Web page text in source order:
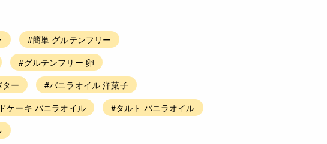
#簡単 グルテンフリー
#グルテンフリー 卵
ー
#バニラオイル 洋菓子
ケーキ バニラオイル
#タルト バニラオイル